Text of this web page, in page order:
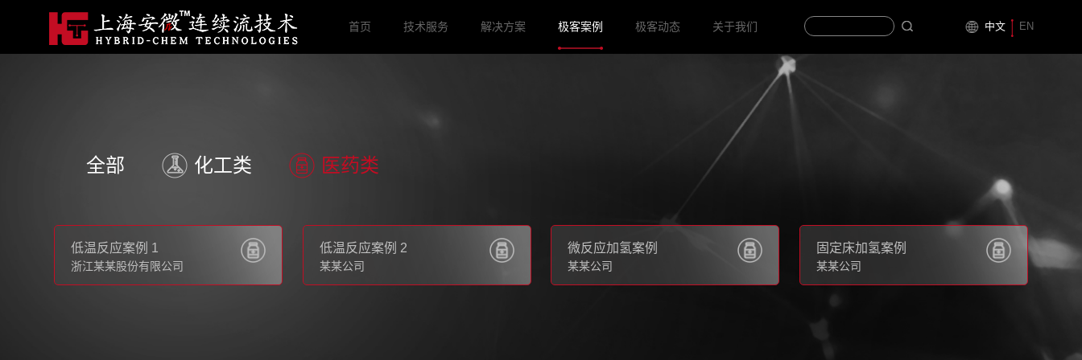
首页 技术服务 解决方案 极客案例 极客动态 关于我们 中文 EN
全部 化工类 医药类
低温反应案例 1
浙江某某股份有限公司
低温反应案例 2
某某公司
微反应加氢案例
某某公司
固定床加氢案例
某某公司